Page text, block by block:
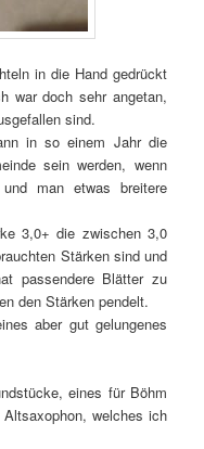
in die Hand gedrückt
war doch sehr angetan,
sind.
in so einem Jahr die
sein werden, wenn
man etwas breitere
3,0+ die zwischen 3,0
Stärken sind und
passendere Blätter zu
den Stärken pendelt.
aber gut gelungenes
eines für Böhm
welches ich